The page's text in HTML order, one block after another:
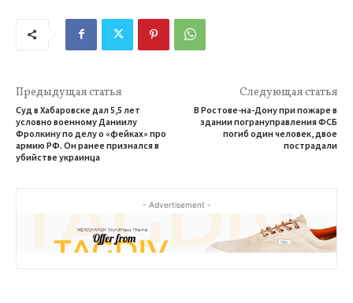
Предыдущая статья
Суд в Хабаровске дал 5,5 лет
условно военному Даниилу
Фролкину по делу о «фейках» про
армию РФ. Он ранее признался в
убийстве украинца
Следующая статья
В Ростове-на-Дону при пожаре в
здании погрануправления ФСБ
погиб один человек, двое
пострадали
- Advertisement -